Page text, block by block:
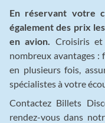
En réservant votre
également des prix
en avion.
Croisiris
nombreux avantages :
en plusieurs fois,
spécialistes à votre
Contactez Billets
rendez-vous dans